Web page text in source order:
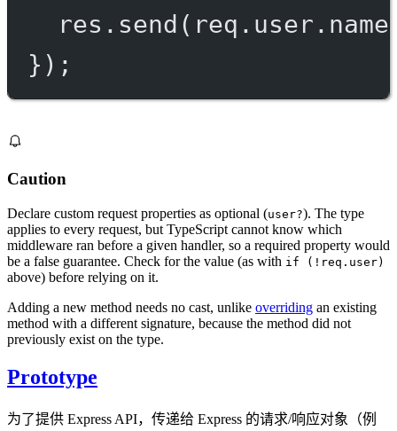
res. send
});
Caution
Declare custom request properties as optional (user?). The type
applies to every request, but TypeScript cannot know which
middleware ran before a given handler, so a required property would
be a false guarantee. Check for the value (as with if (!req.user)
above) before relying on it.
Adding a new method needs no cast, unlike overriding an existing
method with a different signature, because the method did not
previously exist on the type.
Prototype
为了提供 Express API，传递给 Express 的请求/响应对象（例